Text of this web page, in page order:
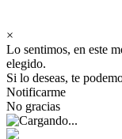
×
Lo sentimos, en este
elegido.
Si lo deseas, te
Notificarme
No gracias